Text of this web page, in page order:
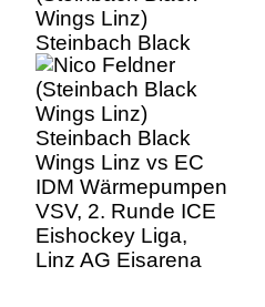
Wings Linz)
Steinbach Black
Wings Linz vs EC
IDM Wärmepumpen
VSV, 2. Runde ICE
Eishockey Liga,
Linz AG Eisarena